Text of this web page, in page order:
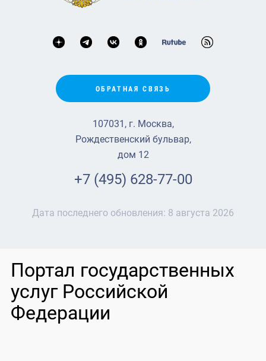
ОБРАТНАЯ СВЯЗЬ
107031, г. Москва,
Рождественский бульвар,
дом 12
+7 (495) 628-77-00
Дата последнего обновления: 8 августа 2026
Портал государственных
услуг Российской
Федерации